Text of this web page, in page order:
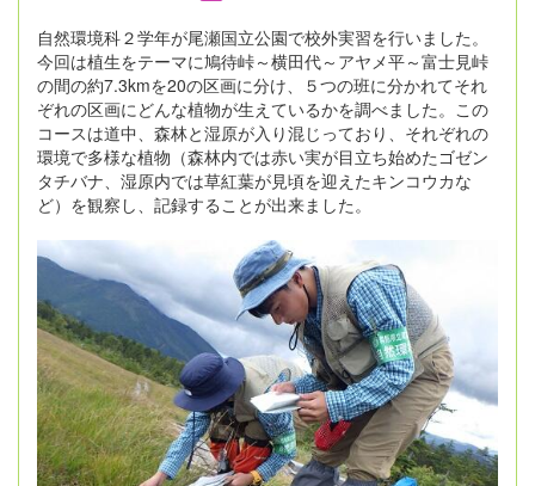
自然環境科２学年が尾瀬国立公園で校外実習を行いました。
今回は植生をテーマに鳩待峠～横田代～アヤメ平～富士見峠
の間の約7.3kmを20の区画に分け、５つの班に分かれてそれ
ぞれの区画にどんな植物が生えているかを調べました。この
コースは道中、森林と湿原が入り混じっており、それぞれの
環境で多様な植物（森林内では赤い実が目立ち始めたゴゼン
タチバナ、湿原内では草紅葉が見頃を迎えたキンコウカな
ど）を観察し、記録することが出来ました。